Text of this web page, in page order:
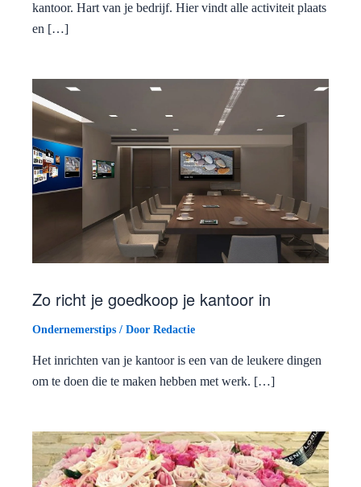
kantoor. Hart van je bedrijf. Hier vindt alle activiteit plaats
en […]
Zo richt je goedkoop je kantoor in
Ondernemerstips / Door Redactie
Het inrichten van je kantoor is een van de leukere dingen
om te doen die te maken hebben met werk. […]